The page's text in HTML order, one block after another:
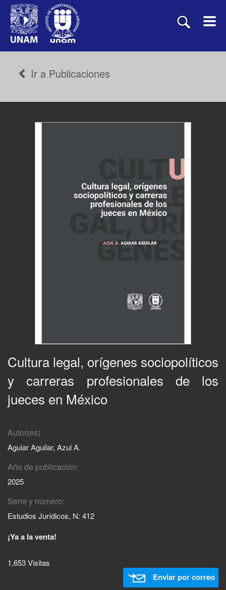
Ir a Publicaciones
Cultura legal, orígenes sociopolíticos
y carreras profesionales de los
jueces en México
Autor(es):
Aguiar Aguilar, Azul A.
Año de publicación:
2025
Serie y número:
Estudios Jurídicos, N: 412
¡Ya a la venta!
1,653 Visitas
Enviar por correo